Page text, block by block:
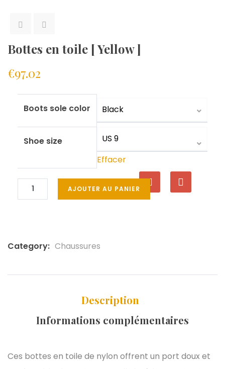
Bottes en toile [ Yellow ]
€97.02
Boots sole color
Shoe size
Effacer
AJOUTER AU PANIER
Category: Chaussures
Description
Informations complémentaires
Ces bottes en toile de nylon offrent un port doux et